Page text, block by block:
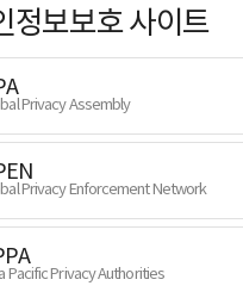
정보보호 사이트
Privacy Assembly
Privacy Enforcement Network
Pacific Privacy Authorities